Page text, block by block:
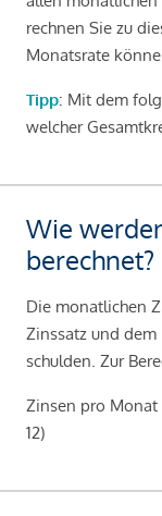
rechnen Sie zu
Monatsrate
Tipp: Mit dem
welcher
Wie
berechnet?
Die monatlichen
Zinssatz und
schulden. Zur
Zinsen pro Monat
12)